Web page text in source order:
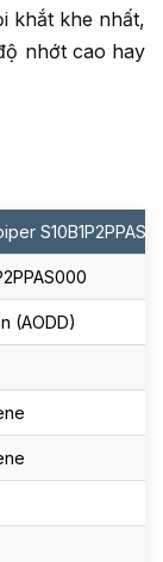
khắt khe nhất,
nhớt cao hay
(AODD)